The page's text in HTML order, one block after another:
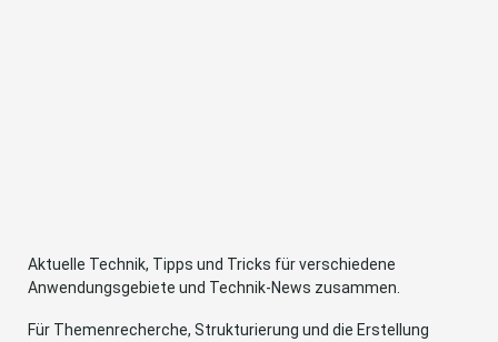
Aktuelle Technik, Tipps und Tricks für verschiedene
Anwendungsgebiete und Technik-News zusammen.
Für Themenrecherche, Strukturierung und die Erstellung